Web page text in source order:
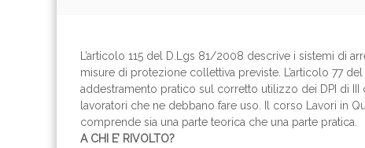
L’articolo 115 del D.Lgs 81/2008 descrive i sistemi di
misure di protezione collettiva previste. L’articolo 77
addestramento pratico sul corretto utilizzo dei DPI di
lavoratori che ne debbano fare uso. Il corso Lavori in
comprende sia una parte teorica che una parte pratica.
A CHI E’ RIVOLTO?